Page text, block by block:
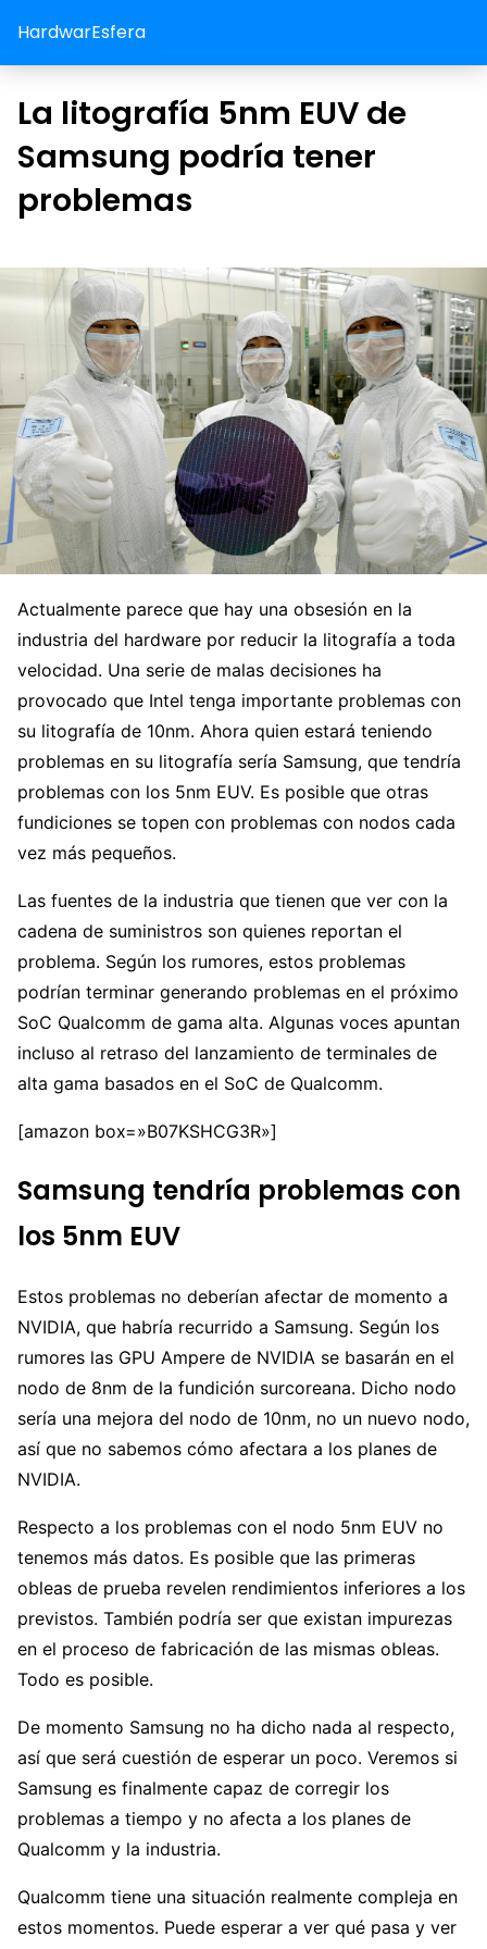
HardwarEsfera
La litografía 5nm EUV de
Samsung podría tener
problemas
Actualmente parece que hay una obsesión en la
industria del hardware por reducir la litografía a toda
velocidad. Una serie de malas decisiones ha
provocado que Intel tenga importante problemas con
su litografía de 10nm. Ahora quien estará teniendo
problemas en su litografía sería Samsung, que tendría
problemas con los 5nm EUV. Es posible que otras
fundiciones se topen con problemas con nodos cada
vez más pequeños.
Las fuentes de la industria que tienen que ver con la
cadena de suministros son quienes reportan el
problema. Según los rumores, estos problemas
podrían terminar generando problemas en el próximo
SoC Qualcomm de gama alta. Algunas voces apuntan
incluso al retraso del lanzamiento de terminales de
alta gama basados en el SoC de Qualcomm.
[amazon box=»B07KSHCG3R»]
Samsung tendría problemas con
los 5nm EUV
Estos problemas no deberían afectar de momento a
NVIDIA, que habría recurrido a Samsung. Según los
rumores las GPU Ampere de NVIDIA se basarán en el
nodo de 8nm de la fundición surcoreana. Dicho nodo
sería una mejora del nodo de 10nm, no un nuevo nodo,
así que no sabemos cómo afectara a los planes de
NVIDIA.
Respecto a los problemas con el nodo 5nm EUV no
tenemos más datos. Es posible que las primeras
obleas de prueba revelen rendimientos inferiores a los
previstos. También podría ser que existan impurezas
en el proceso de fabricación de las mismas obleas.
Todo es posible.
De momento Samsung no ha dicho nada al respecto,
así que será cuestión de esperar un poco. Veremos si
Samsung es finalmente capaz de corregir los
problemas a tiempo y no afecta a los planes de
Qualcomm y la industria.
Qualcomm tiene una situación realmente compleja en
estos momentos. Puede esperar a ver qué pasa y ver